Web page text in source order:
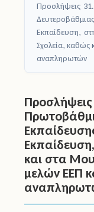
Εκπαιδευτικοί
Μαθητές
Άδειες
Έντυπα
Πολιτική
Προσλήψεις
Εκπαίδευση,
Σχολεία,
αναπληρωτών
και στα
μελών ΕΕΠ